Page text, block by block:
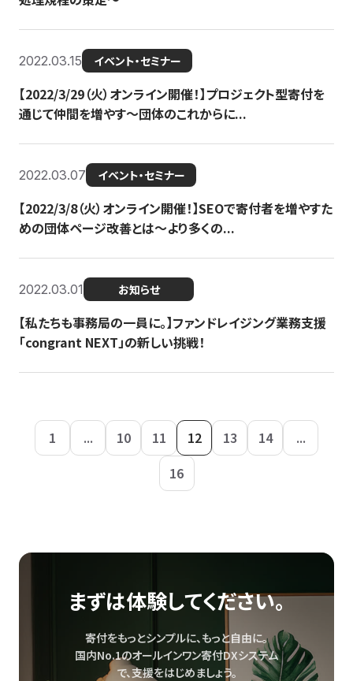
2022.03.15 イベント・セミナー
【2022/3/29（火）オンライン開催！】プロジェクト型寄付を
通じて仲間を増やす～団体のこれからに...
2022.03.07 イベント・セミナー
【2022/3/8（火）オンライン開催！】SEOで寄付者を増やすた
めの団体ページ改善とは～より多くの...
2022.03.01 お知らせ
【私たちも事務局の一員に。】ファンドレイジング業務支援
「congrant NEXT」の新しい挑戦！
1 ... 10 11 12 13 14
...
16
まずは体験してください。
寄付をもっとシンプルに、もっと自由に。
国内No.1のオールインワン寄付DXシステム
で、支援をはじめましょう。